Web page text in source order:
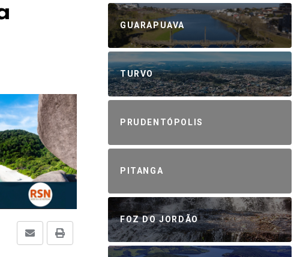
GUARAPUAVA
TURVO
PRUDENTÓPOLIS
PITANGA
FOZ DO JORDÃO